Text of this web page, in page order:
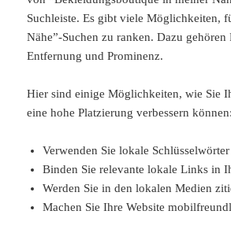
Suchleiste. Es gibt viele Möglichkeiten,
Nähe”-Suchen zu ranken. Dazu gehören
Entfernung und Prominenz.
Hier sind einige Möglichkeiten, wie Sie
eine hohe Platzierung verbessern können:
Verwenden Sie lokale
Binden Sie relevante lokale Links in
Werden Sie in den lokalen Medien
Machen Sie Ihre Website